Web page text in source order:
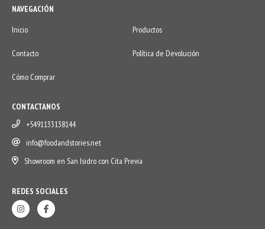
NAVEGACIÓN
Inicio
Productos
Contacto Política de Devolución
Cómo Comprar
CONTACTANOS
+5491133138144
info@foodandstories.net
Showroom en San Isidro con Cita Previa
REDES SOCIALES